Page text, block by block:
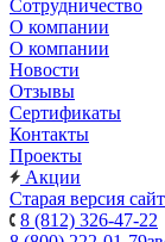
Cотрудничество
О компании
О компании
Новости
Отзывы
Сертификаты
Контакты
Проекты
Акции
Старая версия
8 (812) 326-47-22